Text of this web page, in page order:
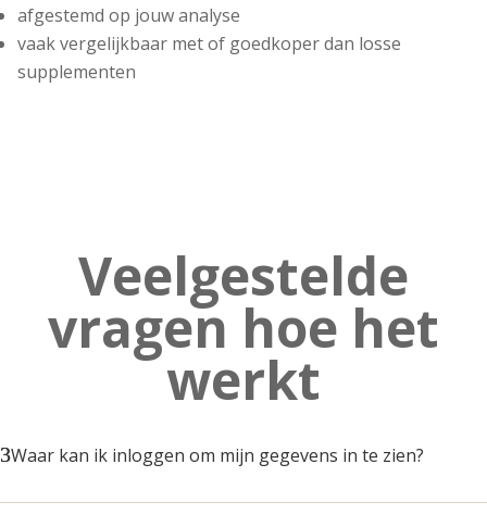
afgestemd op jouw analyse
vaak vergelijkbaar met of goedkoper dan losse
supplementen
Veelgestelde
vragen hoe het
werkt
Waar kan ik inloggen om mijn gegevens in te zien?